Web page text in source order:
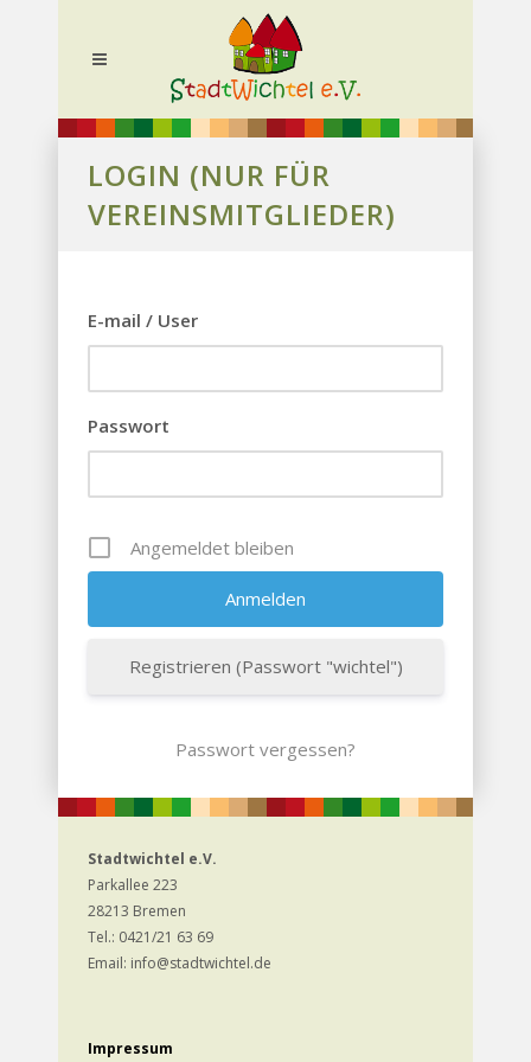
LOGIN (NUR FÜR
VEREINSMITGLIEDER)
E-mail / User
Passwort
Angemeldet bleiben
Registrieren (Passwort "wichtel")
Passwort vergessen?
Stadtwichtel e.V.
Parkallee 223
28213 Bremen
Tel.: 0421/21 63 69
Email: info@stadtwichtel.de
Impressum